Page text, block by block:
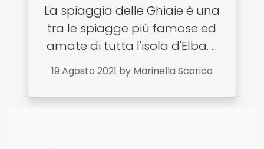
La spiaggia delle Ghiaie è una
tra le spiagge più famose ed
amate di tutta l'isola d'Elba. ...
19 Agosto 2021 by Marinella Scarico